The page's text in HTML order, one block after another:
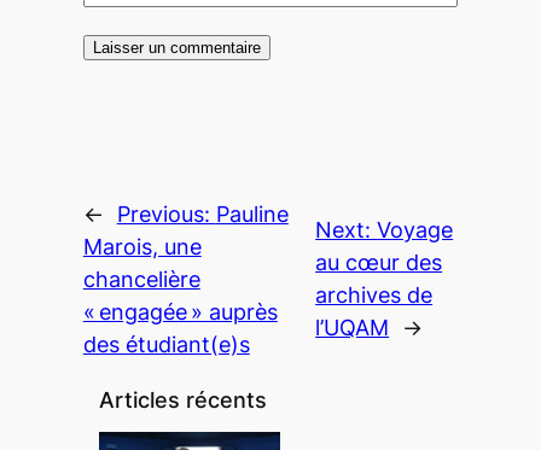
← Previous: Pauline
Marois, une
chancelière
« engagée » auprès
des étudiant(e)s
Next:Voyage
au cœur des
archives de
l’UQAM
→
Articles récents